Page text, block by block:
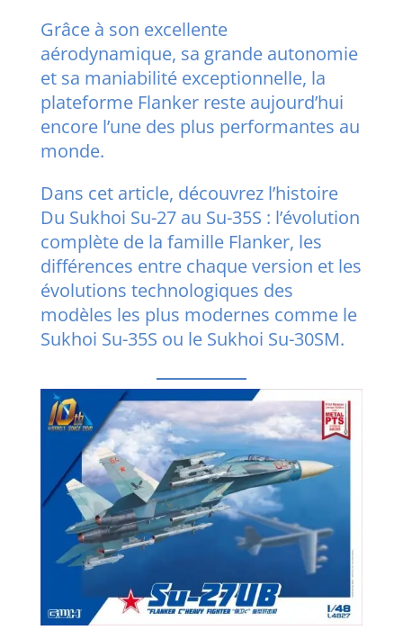
Grâce à son excellente
aérodynamique, sa grande autonomie
et sa maniabilité exceptionnelle, la
plateforme Flanker reste aujourd’hui
encore l’une des plus performantes au
monde.
Dans cet article, découvrez l’histoire
Du Sukhoi Su-27 au Su-35S : l’évolution
complète de la famille Flanker, les
différences entre chaque version et les
évolutions technologiques des
modèles les plus modernes comme le
Sukhoi Su-35S ou le Sukhoi Su-30SM.